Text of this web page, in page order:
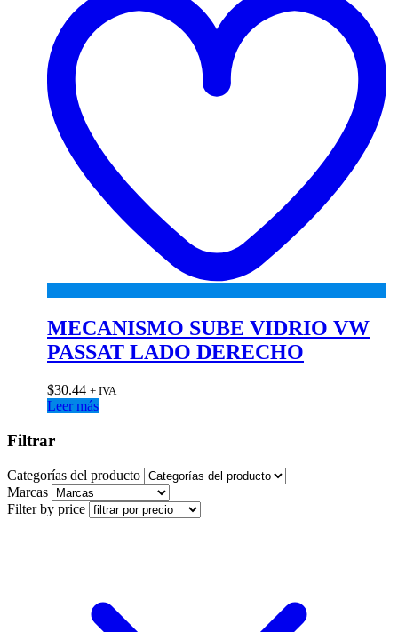
MECANISMO SUBE VIDRIO VW
PASSAT LADO DERECHO
$30.44 + IVA
Leer más
Filtrar
Categorías del producto
Marcas
Filter by price